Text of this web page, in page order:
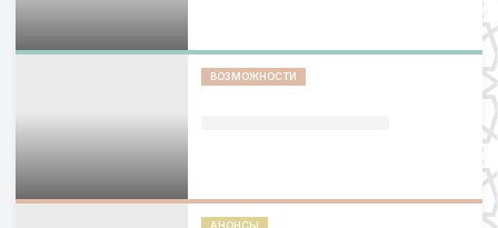
ВОЗМОЖНОСТИ
АНОНСЫ